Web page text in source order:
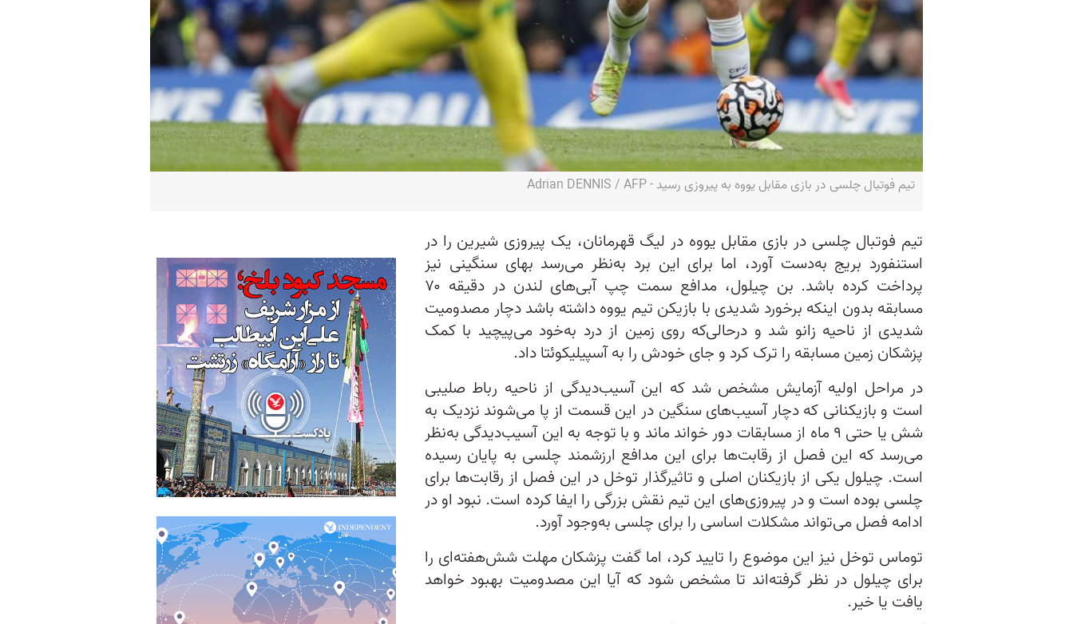
تیم فوتبال چلسی در بازی مقابل یووه به پیروزی رسید - Adrian DENNIS / AFP
تیم فوتبال چلسی در بازی مقابل یووه در لیگ قهرمانان، یک پیروزی شیرین را در
استنفورد بریج به‌دست آورد، اما برای این برد به‌نظر می‌رسد بهای سنگینی نیز
پرداخت کرده باشد. بن چیلول، مدافع سمت چپ آبی‌های لندن در دقیقه ۷۰
مسابقه بدون اینکه برخورد شدیدی با بازیکن تیم یووه داشته باشد دچار مصدومیت
شدیدی از ناحیه زانو شد و درحالی‌که روی زمین از درد به‌خود می‌پیچید با کمک
پزشکان زمین مسابقه را ترک کرد و جای خودش را به آسپیلیکوئتا داد.
در مراحل اولیه آزمایش مشخص شد که این آسیب‌دیدگی از ناحیه رباط صلیبی
است و بازیکنانی که دچار آسیب‌های سنگین در این قسمت از پا می‌شوند نزدیک به
شش یا حتی ۹ ماه از مسابقات دور خواند ماند و با توجه به این آسیب‌دیدگی به‌نظر
می‌رسد که این فصل از رقابت‌ها برای این مدافع ارزشمند چلسی به پایان رسیده
است. چیلول یکی از بازیکنان اصلی و تاثیرگذار توخل در این فصل از رقابت‌ها برای
چلسی بوده است و در پیروزی‌های این تیم نقش بزرگی را ایفا کرده است. نبود او در
ادامه فصل می‌تواند مشکلات اساسی را برای چلسی به‌وجود آورد.
توماس توخل نیز این موضوع را تایید کرد، اما گفت پزشکان مهلت شش‌هفته‌ای را
برای چیلول در نظر گرفته‌اند تا مشخص شود که آیا این مصدومیت بهبود خواهد
یافت یا خیر.